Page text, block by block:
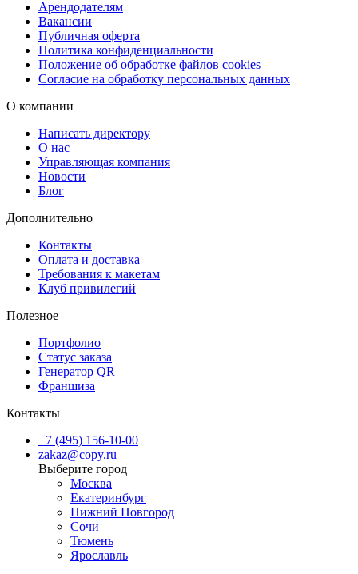
выдачи Copy.ru или заказать доставку через СДЭК на ПВЗ или
курьером. Для срочных случаев доступна экспресс-доставка в
день заказа, что позволяет получить продукцию максимально
быстро и без лишних забот.
Арендодателям
Вакансии
Публичная оферта
Политика конфиденциальности
Положение об обработке файлов cookies
Согласие на обработку персональных данных
О компании
Написать директору
О нас
Управляющая компания
Новости
Блог
Дополнительно
Контакты
Оплата и доставка
Требования к макетам
Клуб привилегий
Полезное
Портфолио
Статус заказа
Генератор QR
Франшиза
Контакты
+7 (495) 156-10-00
zakaz@copy.ru
Москва
Екатеринбург
Нижний Новгород
Сочи
Тюмень
Ярославль